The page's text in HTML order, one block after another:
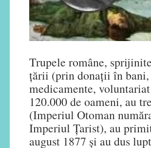
Trupele române,
țării (prin donații în
medicamente,
120.000 de oameni, au
(Imperiul Otoman
Imperiul Țarist), au
august 1877 și au dus